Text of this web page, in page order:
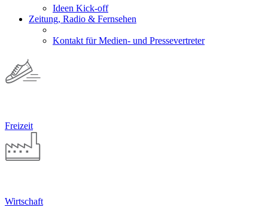
Ideen Kick-off
Zeitung, Radio & Fernsehen
Kontakt für Medien- und Pressevertreter
Freizeit
Wirtschaft